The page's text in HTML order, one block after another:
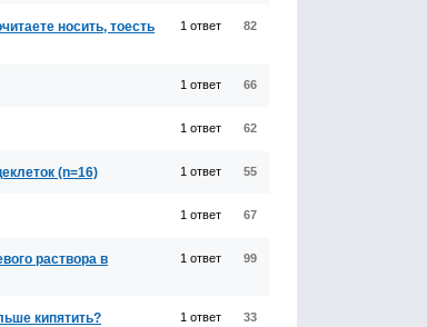
носить, тоесть
1 ответ 82
1 ответ 66
1 ответ 62
(n=16) 1 ответ 55
1 ответ 67
раствора в
1 ответ 99
кипятить? 1 ответ 33